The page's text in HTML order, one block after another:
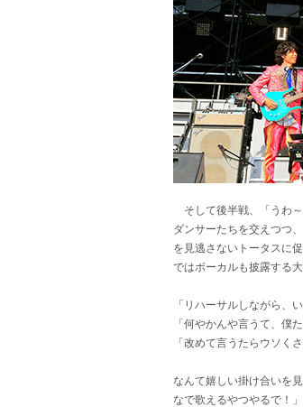
そして後半戦、「うわ
ダンサーたちを交えつつ
を見逃さないトータスに
ではボーカルも披露する
「リハーサルしながら、
「何やかんや言うて、僕
「改めて言うたらウソく
なんて嬉しい掛け合いを
なで歌えるやつやるで！